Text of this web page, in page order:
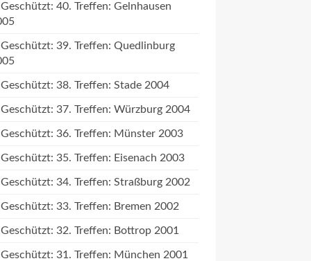
Geschützt: 40. Treffen: Gelnhausen
Geschützt: 39. Treffen: Quedlinburg
Geschützt: 38. Treffen: Stade 2004
Geschützt: 37. Treffen: Würzburg 2004
Geschützt: 36. Treffen: Münster 2003
Geschützt: 35. Treffen: Eisenach 2003
Geschützt: 34. Treffen: Straßburg 2002
Geschützt: 33. Treffen: Bremen 2002
Geschützt: 32. Treffen: Bottrop 2001
Geschützt: 31. Treffen: München 2001